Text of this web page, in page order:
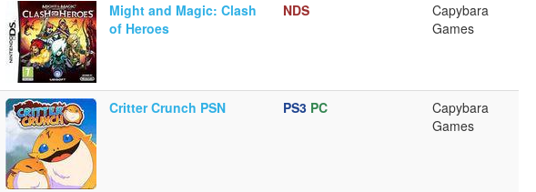
Might and Magic: Clash
of Heroes
NDS
Capybara
Games
Critter Crunch PSN PS3 PC
Capybara
Games